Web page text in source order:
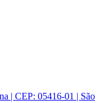
| CEP: 05416-01 | São